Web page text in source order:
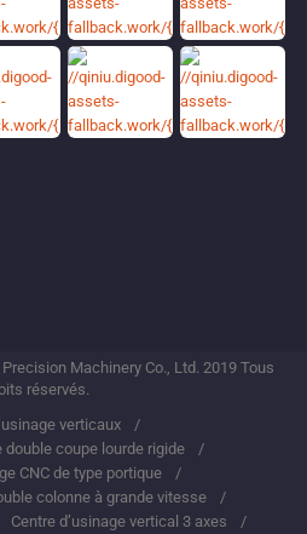
Machinery Co., Ltd. 2019 Tous
réservés.
verticaux
double coupe lourde rigide
CNC de type portique
colonne à grande vitesse
Centre d’usinage vertical 3 axes